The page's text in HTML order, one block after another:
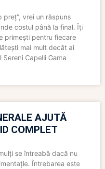
preț”, vrei un răspuns
costul până la final. Îți
primești pentru fiecare
mai mult decât ai
Capelli Gama
AJUTĂ
COMPLET
se întreabă dacă nu
Întrebarea este